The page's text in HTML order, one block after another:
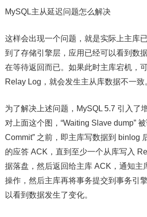
MySQL主从延迟问题怎么解决
这样会出现一个问题，就是实际上主库
到了存储引擎层，应用已经可以看到数
在等待返回而已。如果此时主库宕机，
Relay Log，就会发生主从库数据不一致
为了解决上述问题，MySQL 5.7 引入了
对上面这个图，“Waiting Slave dump”
Commit” 之前，即主库写数据到 binlog
的应答 ACK，直到至少一个从库写入
据落盘，然后返回给主库 ACK，通知主
操作，然后主库再将事务提交到事务引
以看到数据发生了变化。